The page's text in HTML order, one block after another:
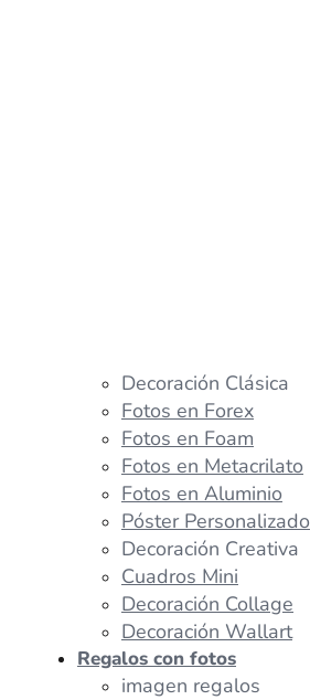
Decoración Clásica
Fotos en Forex
Fotos en Foam
Fotos en Metacrilato
Fotos en Aluminio
Póster Personalizado
Decoración Creativa
Cuadros Mini
Decoración Collage
Decoración Wallart
Regalos con fotos
imagen regalos